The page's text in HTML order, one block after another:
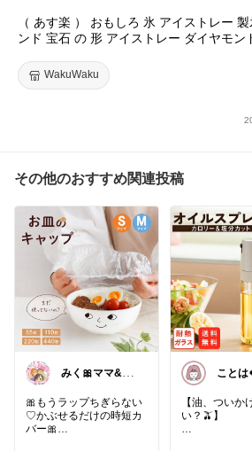
（ あす楽 ） おもしろ 氷 アイストレー
ンド 宝石 の 形 アイストレー ダイヤモン
WakuWaku
その他のおすすめ関連投稿
みく🎀ママ&キ
🎀もうラップちぎらない
♡かぶせるだけの時短カ
バー🎀
ことは
ます✨
【油、ついか
い？🫒】